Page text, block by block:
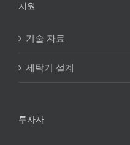
지원
기술 자료
세탁기 설계
투자자